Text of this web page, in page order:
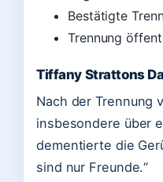
Bestätigte
Trennung
Tiffany Strattons
Nach der Trennung
insbesondere über
dementierte die
sind nur Freunde.“